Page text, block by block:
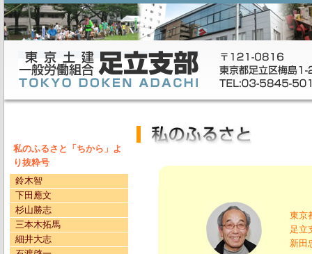
私のふるさと「ちから」よ
り抜粋号
鈴木智
下田應文
杉山勝志
三本木拓馬
細井大志
東京
足立
新田